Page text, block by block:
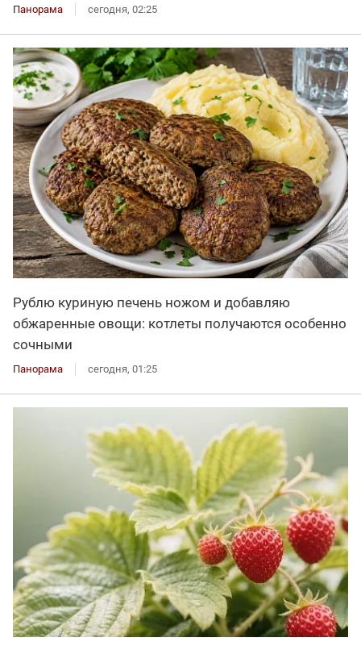
Панорама сегодня, 02:25
Рублю куриную печень ножом и добавляю
обжаренные овощи: котлеты получаются особенно
сочными
Панорама сегодня, 01:25